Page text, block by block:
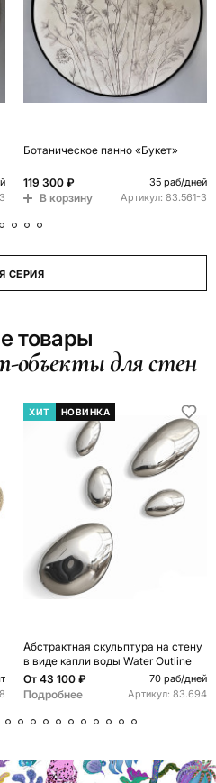
Ботаническое панно «Букет»
119 300 ₽ 35 раб/дней
В корзину Артикул: 83.561-3
СЕРИЯ
товары
объекты для стен
ХИТ НОВИНКА
Абстрактная скульптура на стену
в виде капли воды Water Outline
От 43 100 ₽ 70 раб/дней
Подробнее Артикул: 83.694